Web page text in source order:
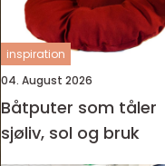
inspiration
04. August 2026
Båtputer som tåler
sjøliv, sol og bruk